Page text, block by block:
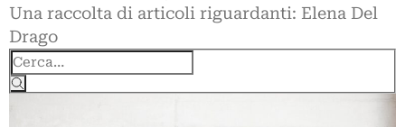
Una raccolta di articoli riguardanti: Elena Del
Drago